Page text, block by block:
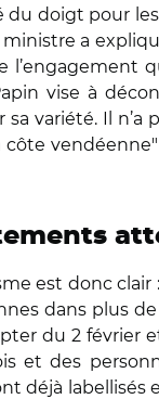
doigt pour
a
vise à
variété. Il
est donc
dans plus
du 2
et des
déjà